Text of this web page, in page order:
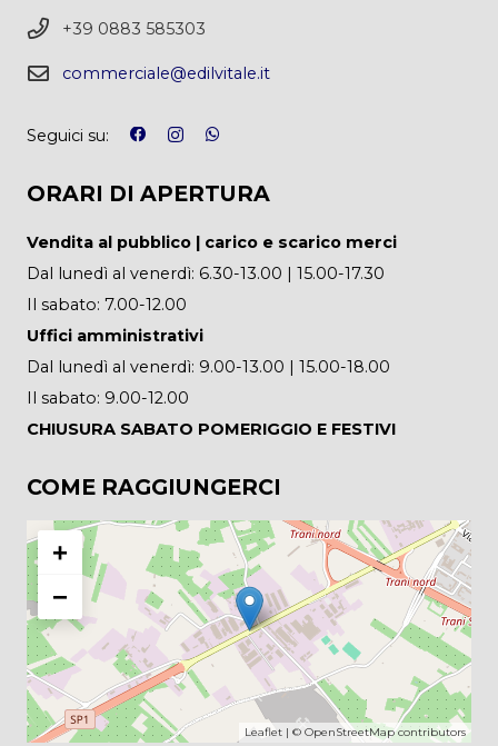
+39 0883 585303
commerciale@edilvitale.it
Seguici su:
ORARI DI APERTURA
Vendita al pubblico | carico e scarico merci
Dal lunedì al venerdì: 6.30-13.00 | 15.00-17.30
Il sabato: 7.00-12.00
Uffici amministrativi
Dal lunedì al venerdì: 9.00-13.00 | 15.00-18.00
Il sabato: 9.00-12.00
CHIUSURA SABATO POMERIGGIO E FESTIVI
COME RAGGIUNGERCI
+
−
Leaflet | © OpenStreetMapcontributors